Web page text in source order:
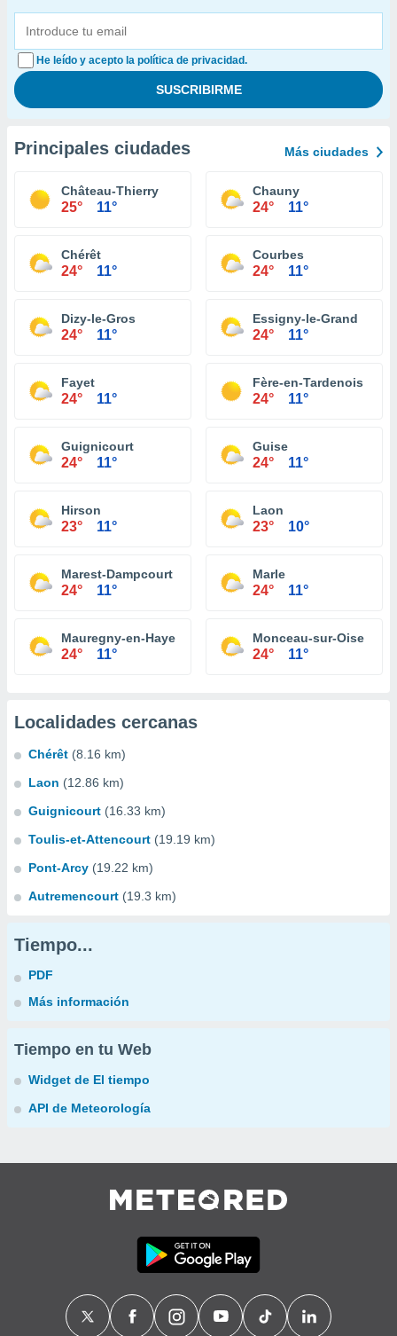
He leído y acepto la política de privacidad.
Principales ciudades Más ciudades
Château-Thierry
25° 11°
Chauny
24° 11°
Chérêt
24° 11°
Courbes
24° 11°
Dizy-le-Gros
24° 11°
Essigny-le-Grand
24° 11°
Fayet
24° 11°
Fère-en-Tardenois
24° 11°
Guignicourt
24° 11°
Guise
24° 11°
Hirson
23° 11°
Laon
23° 10°
Marest-Dampcourt
24° 11°
Marle
24° 11°
Mauregny-en-Haye
24° 11°
Monceau-sur-Oise
24° 11°
Localidades cercanas
Chérêt (8.16 km)
Laon (12.86 km)
Guignicourt (16.33 km)
Toulis-et-Attencourt (19.19 km)
Pont-Arcy (19.22 km)
Autremencourt (19.3 km)
Tiempo...
PDF
Más información
Tiempo en tu Web
Widget de El tiempo
API de Meteorología